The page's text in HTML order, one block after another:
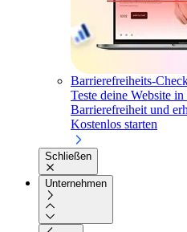
Barrierefreiheits-
Teste deine Website
Barrierefreiheit und
Kostenlos starten
Schließen
Unternehmen